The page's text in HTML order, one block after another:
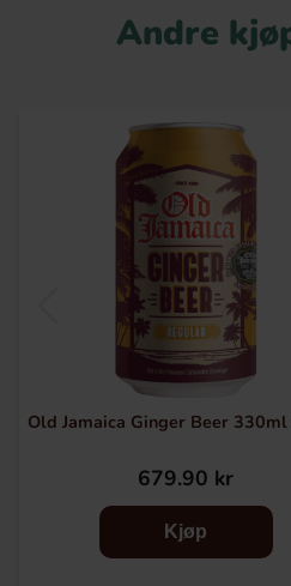
Andre
Old Jamaica Ginger Beer
679.90 kr
Kjøp